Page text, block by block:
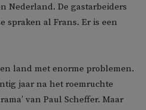
Nederland. De gastarbeiders
spraken al Frans. Er is een
land met enorme problemen.
jaar na het roemruchte
van Paul Scheffer. Maar